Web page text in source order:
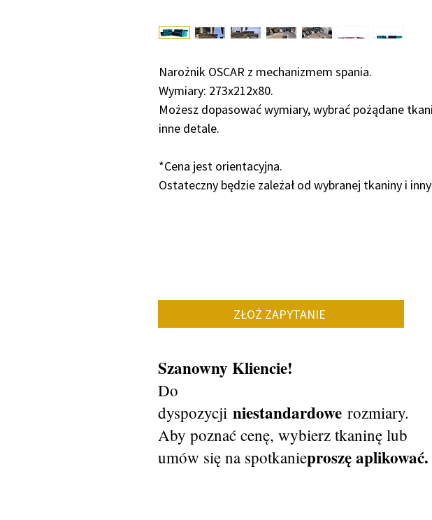
Narożnik OSCAR z mechanizmem spania.
Wymiary: 273x212x80.
Możesz dopasować wymiary, wybrać pożądane
inne detale.
*Cena jest orientacyjna.
Ostateczny będzie zależał od wybranej tkaniny i
ZŁOŻ ZAPYTANIE
Szanowny Kliencie!
Do
dyspozycji niestandardowe rozmiary.
Aby poznać cenę, wybierz tkaninę lub
umów się na spotkanieproszę aplikować.